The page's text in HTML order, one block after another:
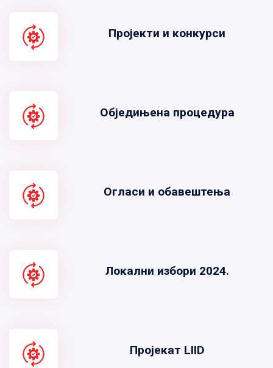
Пројекти и конкурси
Обједињена процедура
Огласи и обавештења
Локални избори 2024.
Пројекат LIID